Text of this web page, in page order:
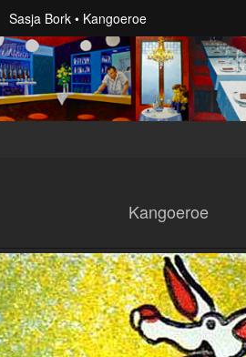
Sasja Bork Kangoeroe
Kangoeroe